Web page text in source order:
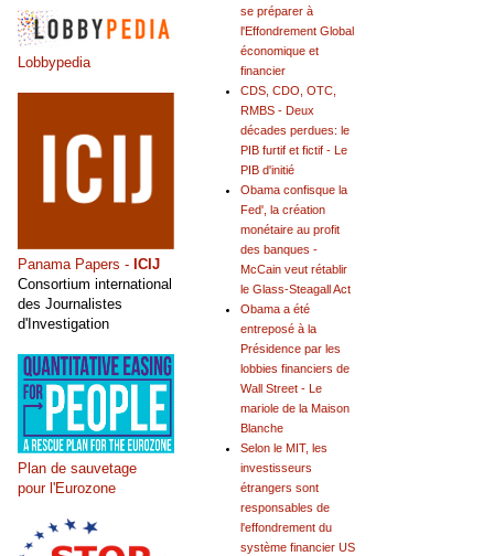
se préparer à
l'Effondrement Global
économique et
financier
CDS, CDO, OTC,
RMBS - Deux
décades perdues: le
PIB furtif et fictif - Le
PIB d'initié
Obama confisque la
Fed', la création
monétaire au profit
des banques -
McCain veut rétablir
le Glass-Steagall Act
Obama a été
entreposé à la
Présidence par les
lobbies financiers de
Wall Street - Le
mariole de la Maison
Blanche
Selon le MIT, les
investisseurs
étrangers sont
responsables de
l'effondrement du
système financier US
Lobbypedia
Panama Papers - ICIJ
Consortium international
des Journalistes
d'Investigation
Plan de sauvetage
pour l'Eurozone